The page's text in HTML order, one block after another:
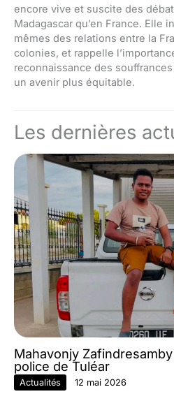
encore vive et suscite des
Madagascar qu’en France. Elle
mêmes des relations entre la
colonies, et rappelle
reconnaissance des
un avenir plus équitable.
Les dernières
Mahavonjy
police de Tuléar
Actualités 12 mai 2026